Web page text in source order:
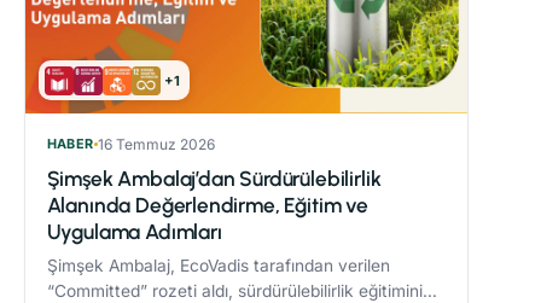
+1
HABER 16 Temmuz 2026
Şimşek Ambalaj’dan Sürdürülebilirlik
Alanında Değerlendirme, Eğitim ve
Uygulama Adımları
Şimşek Ambalaj, EcoVadis tarafından verilen
“Committed” rozeti aldı, sürdürülebilirlik eğitimini